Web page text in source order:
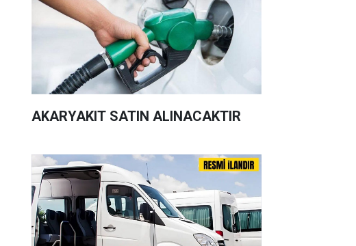
AKARYAKIT SATIN ALINACAKTIR